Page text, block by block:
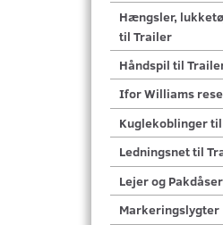
Hængsler,
til Trailer
Håndspil til
Ifor Williams
Kuglekoblinger
Ledningsnet til
Lejer og
Markeringslygter